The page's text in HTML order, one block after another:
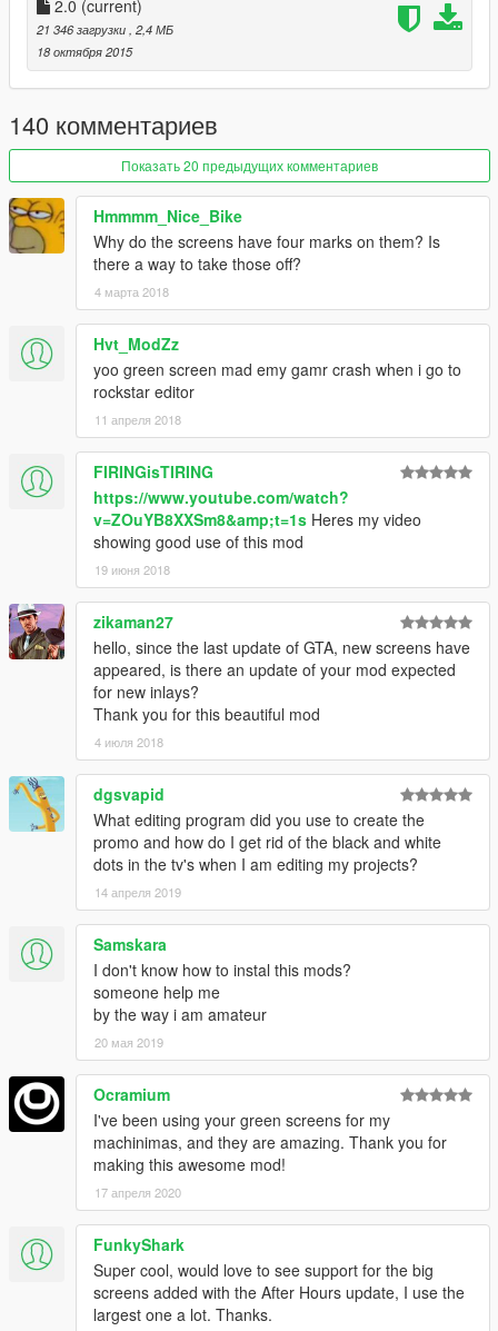
2.0 (current)
21 346 загрузки , 2,4 МБ
18 октября 2015
140 комментариев
Показать 20 предыдущих комментариев
Hmmmm_Nice_Bike
Why do the screens have four marks on them? Is
there a way to take those off?
4 марта 2018
Hvt_ModZz
yoo green screen mad emy gamr crash when i go to
rockstar editor
11 апреля 2018
FIRINGisTIRING
https://www.youtube.com/watch?
v=ZOuYB8XXSm8&amp;t=1s Heres my video
showing good use of this mod
19 июня 2018
zikaman27
hello, since the last update of GTA, new screens have
appeared, is there an update of your mod expected
for new inlays?
Thank you for this beautiful mod
4 июля 2018
dgsvapid
What editing program did you use to create the
promo and how do I get rid of the black and white
dots in the tv's when I am editing my projects?
14 апреля 2019
Samskara
I don't know how to instal this mods?
someone help me
by the way i am amateur
20 мая 2019
Ocramium
I've been using your green screens for my
machinimas, and they are amazing. Thank you for
making this awesome mod!
17 апреля 2020
FunkyShark
Super cool, would love to see support for the big
screens added with the After Hours update, I use the
largest one a lot. Thanks.